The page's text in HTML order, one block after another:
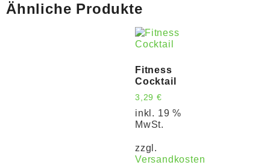
Ähnliche Produkte
Fitness
Cocktail
3,29 €
inkl. 19 %
MwSt.
zzgl.
Versandkosten